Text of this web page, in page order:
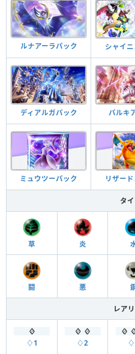
ルナアーラパック シャイ
ディアルガパック パルキ
ミュウツーパック リザー
タ
草 炎
闘 悪
レア
♢1 ♢2